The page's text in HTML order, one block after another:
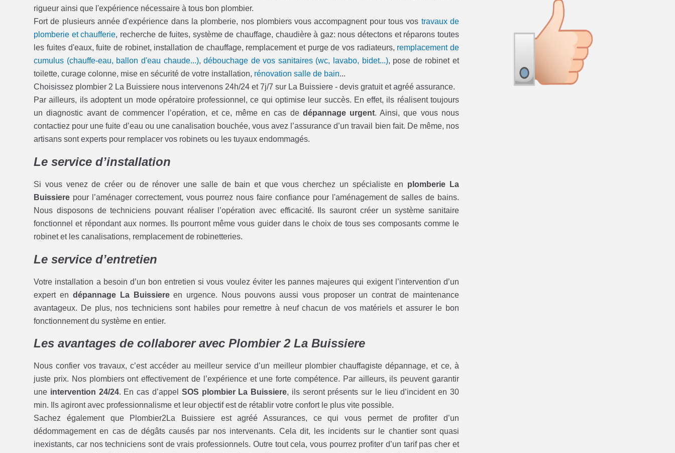
rigueur ainsi que l'expérience nécessaire à tous bon plombier.
Fort de plusieurs année d'expérience dans la plomberie, nos plombiers vous accompagnent pour tous vos travaux de
plomberie et chaufferie, recherche de fuites, système de chauffage, chaudière à gaz: nous détectons et réparons toutes
les fuites d'eaux, fuite de robinet, installation de chauffage, remplacement et purge de vos radiateurs, remplacement de
cumulus (chauffe-eau, ballon d'eau chaude...),débouchage de vos sanitaires (wc, lavabo, bidet...), pose de robinet et
toilette, curage colonne, mise en sécurité de votre installation, rénovation salle de bain...
Choisissez plombier 2 La Buissiere nous intervenons 24h/24 et 7j/7 sur La Buissiere - devis gratuit et agréé assurance.
Par ailleurs, ils adoptent un mode opératoire professionnel, ce qui optimise leur succès. En effet, ils réalisent toujours
un diagnostic avant de commencer l’opération, et ce, même en cas de dépannage urgent. Ainsi, que vous nous
contactiez pour une fuite d’eau ou une canalisation bouchée, vous avez l’assurance d’un travail bien fait. De même, nos
artisans sont experts pour remplacer vos robinets ou les tuyaux endommagés.
Le service d’installation
Si vous venez de créer ou de rénover une salle de bain et que vous cherchez un spécialiste en plomberie La
Buissiere pour l’aménager correctement, vous pourrez nous faire confiance pour l'aménagement de salles de bains.
Nous disposons de techniciens pouvant réaliser l’opération avec efficacité. Ils sauront créer un système sanitaire
fonctionnel et répondant aux normes. Ils pourront même vous guider dans le choix de tous ses composants comme le
robinet et les canalisations, remplacement de robinetteries.
Le service d’entretien
Votre installation a besoin d’un bon entretien si vous voulez éviter les pannes majeures qui exigent l’intervention d’un
expert en dépannage La Buissiereen urgence. Nous pouvons aussi vous proposer un contrat de maintenance
avantageux. De plus, nos techniciens sont habiles pour remettre à neuf chacun de vos matériels et assurer le bon
fonctionnement du système en entier.
Les avantages de collaborer avec Plombier 2 La Buissiere
Nous confier vos travaux, c’est accéder au meilleur service d’un meilleur plombier chauffagiste dépannage, et ce, à
juste prix. Nos plombiers ont effectivement de l’expérience et une forte compétence. Par ailleurs, ils peuvent garantir
une intervention 24/24. En cas d’appel SOS plombier La Buissiere, ils seront présents sur le lieu d’incident en 30
min. Ils agiront avec professionnalisme et leur objectif est de rétablir votre confort le plus vite possible.
Sachez également que Plombier2La Buissiere est agréé Assurances, ce qui vous permet de profiter d’un
dédommagement en cas de dégâts causés par nos intervenants. Cela dit, les incidents sur le chantier sont quasi
inexistants, car nos techniciens sont de vrais professionnels. Outre tout cela, vous pourrez profiter d’un tarif pas cher et